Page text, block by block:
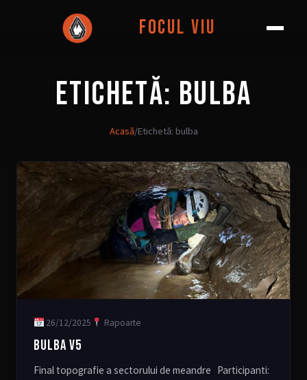
Focul Viu
ETICHETĂ: BULBA
Acasă/Etichetă: bulba
26/12/2025 Rapoarte
BULBA V5
Final topografie a sectorului de meandre Participanti: